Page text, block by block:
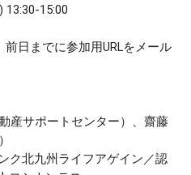
13:30-15:00
日までに参加用URLをメール
産サポートセンター）、齋藤
ク北九州ライフアゲイン／認